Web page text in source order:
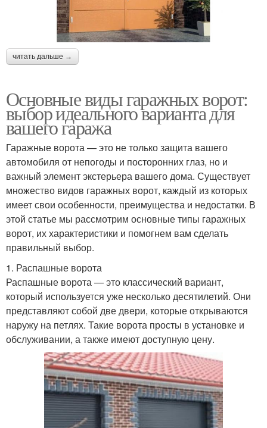
читать дальше →
Основные виды гаражных ворот:
выбор идеального варианта для
вашего гаража
Гаражные ворота — это не только защита вашего
автомобиля от непогоды и посторонних глаз, но и
важный элемент экстерьера вашего дома. Существует
множество видов гаражных ворот, каждый из которых
имеет свои особенности, преимущества и недостатки. В
этой статье мы рассмотрим основные типы гаражных
ворот, их характеристики и помогнем вам сделать
правильный выбор.
1. Распашные ворота
Распашные ворота — это классический вариант,
который используется уже несколько десятилетий. Они
представляют собой две двери, которые открываются
наружу на петлях. Такие ворота просты в установке и
обслуживании, а также имеют доступную цену.